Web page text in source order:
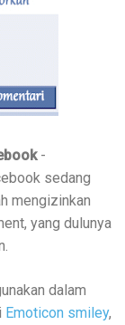
-
sedang
mengizinkan
yang dulunya
dalam
Emoticon smiley,